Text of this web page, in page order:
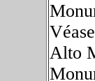
Alto